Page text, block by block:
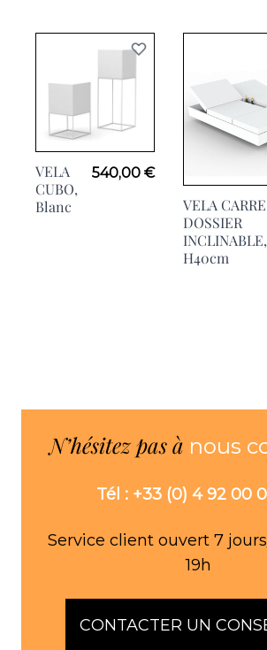
VELA
CUBO,
Blanc
540,00 €
VELA CARRE
DOSSIER
INCLINABLE,
H40cm
N’hésitez pas à nous
Tél : +33 (0) 4 92 00
Service client ouvert 7
19h
CONTACTER UN